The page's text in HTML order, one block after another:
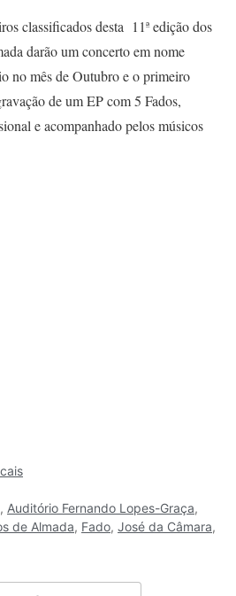
classificados desta 11ª edição dos
darão um concerto em nome
no mês de Outubro e o primeiro
de um EP com 5 Fados,
e acompanhado pelos músicos
, Auditório Fernando Lopes-Graça,
de Almada, Fado, José da Câmara,